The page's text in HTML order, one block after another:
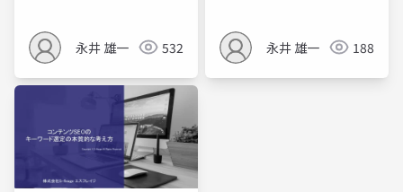
永井 雄一 532 永井 雄一 188